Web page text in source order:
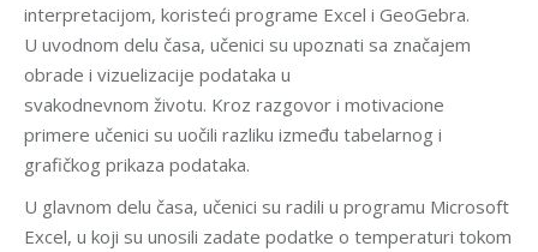
interpretacijom, koristeći programe Excel i GeoGebra.
U uvodnom delu časa, učenici su upoznati sa značajem
obrade i vizuelizacije podataka u
svakodnevnom životu. Kroz razgovor i motivacione
primere učenici su uočili razliku između tabelarnog i
grafičkog prikaza podataka.
U glavnom delu časa, učenici su radili u programu Microsoft
Excel, u koji su unosili zadate podatke o temperaturi tokom